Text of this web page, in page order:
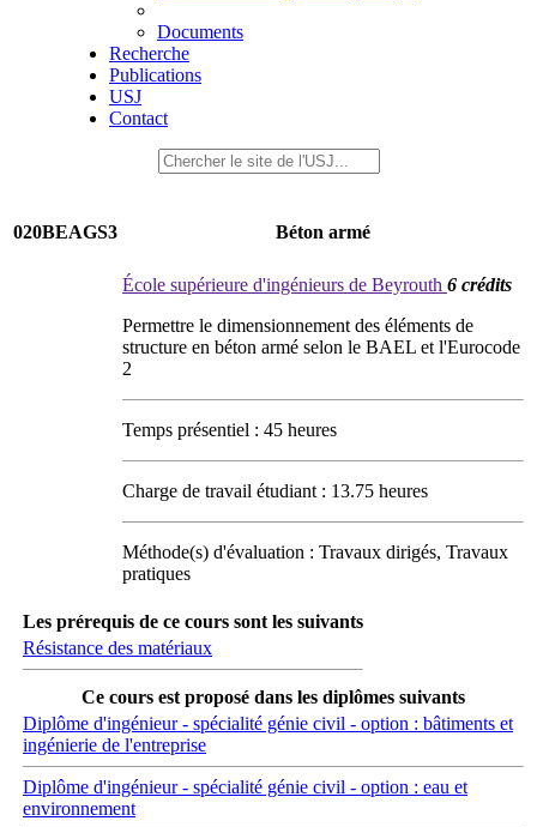
Documents
Recherche
Publications
USJ
Contact
020BEAGS3 Béton armé
École supérieure d'ingénieurs de Beyrouth 6 crédits
Permettre le dimensionnement des éléments de
structure en béton armé selon le BAEL et l'Eurocode
2
Temps présentiel : 45 heures
Charge de travail étudiant : 13.75 heures
Méthode(s) d'évaluation : Travaux dirigés, Travaux
pratiques
Les prérequis de ce cours sont les suivants
Résistance des matériaux
Ce cours est proposé dans les diplômes suivants
Diplôme d'ingénieur - spécialité génie civil - option : bâtiments et
ingénierie de l'entreprise
Diplôme d'ingénieur - spécialité génie civil - option : eau et
environnement